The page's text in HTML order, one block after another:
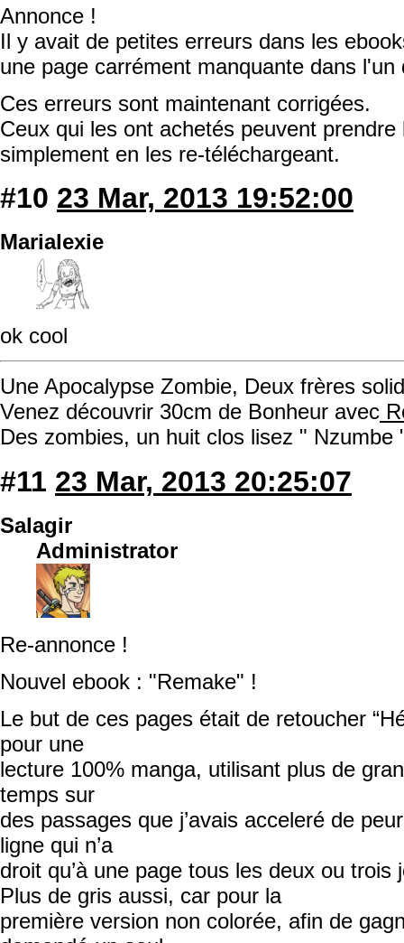
Annonce !
Il y avait de petites erreurs dans les
une page carrément manquante dans l'un
Ces erreurs sont maintenant corrigées.
Ceux qui les ont achetés peuvent
simplement en les re-téléchargeant.
#10 23 Mar, 2013 19:52:00
Marialexie
ok cool
Une Apocalypse Zombie, Deux frères
Venez découvrir 30cm de Bonheur avec
Des zombies, un huit clos lisez " Nzumbe
#11 23 Mar, 2013 20:25:07
Salagir
Administrator
Re-annonce !
Nouvel ebook : "Remake" !
Le but de ces pages était de retoucher
pour une
lecture 100% manga, utilisant plus de
temps sur
des passages que j’avais acceleré de
ligne qui n’a
droit qu’à une page tous les deux ou trois
Plus de gris aussi, car pour la
première version non colorée, afin de